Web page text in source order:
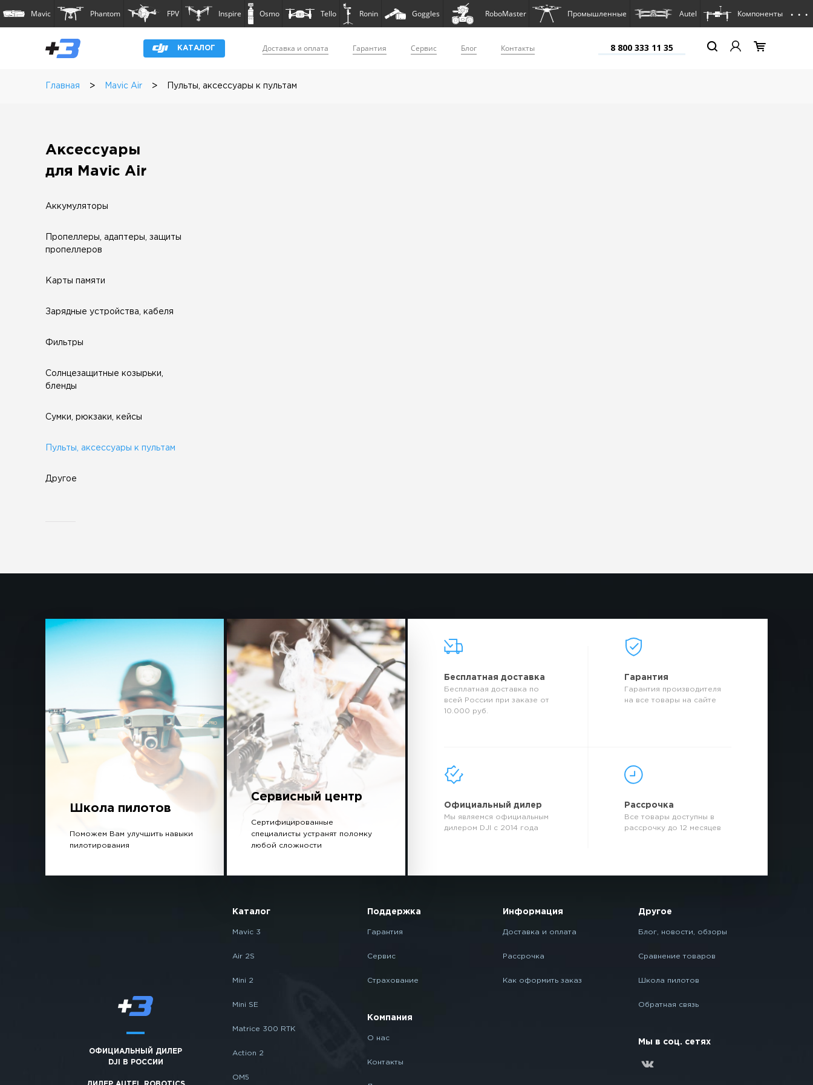
Mavic Phantom FPV Inspire Osmo Tello Ronin Goggles RoboMaster Промышленные Autel Компоненты . . .
КАТАЛОГ Доставка и оплата Гарантия Сервис Блог Контакты 8 800 333 11 35
Главная > Mavic Air > Пульты, аксессуары к пультам
Аксессуары
для Mavic Air
Аккумуляторы
Пропеллеры, адаптеры, защиты
пропеллеров
Карты памяти
Зарядные устройства, кабеля
Фильтры
Солнцезащитные козырьки,
бленды
Сумки, рюкзаки, кейсы
Пульты, аксессуары к пультам
Другое
Школа пилотов
Поможем Вам улучшить навыки
пилотирования
Сервисный центр
Сертифицированные
специалисты устранят поломку
любой сложности
Бесплатная доставка
Бесплатная доставка по
всей России при заказе от
10.000 руб.
Гарантия
Гарантия производителя
на все товары на сайте
Официальный дилер
Мы являемся официальным
дилером DJI с 2014 года
Рассрочка
Все товары доступны в
рассрочку до 12 месяцев
ОФИЦИАЛЬНЫЙ ДИЛЕР
DJI В РОССИИ
Каталог
Mavic 3
Air 2S
Mini 2
Mini SE
Matrice 300 RTK
Action 2
OM5
Поддержка
Гарантия
Сервис
Страхование
Компания
О нас
Контакты
Информация
Доставка и оплата
Рассрочка
Как оформить заказ
Другое
Блог, новости, обзоры
Сравнение товаров
Школа пилотов
Обратная связь
Мы в соц. сетях